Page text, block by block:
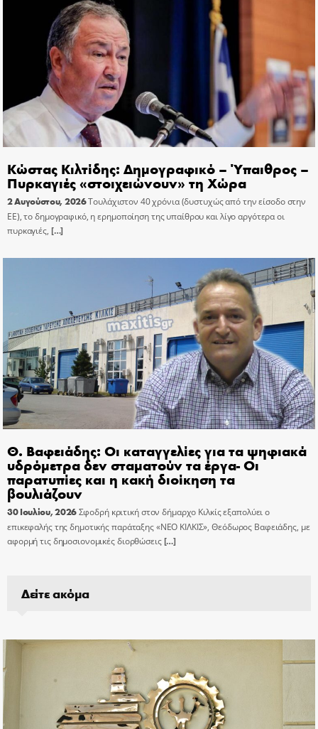
Κώστας Κιλτίδης: Δημογραφικό – Ύπαιθρος –
Πυρκαγιές «στοιχειώνουν» τη Χώρα
2 Αυγούστου, 2026Τουλάχιστον 40 χρόνια (δυστυχώς από την είσοδο στην
ΕΕ), το δημογραφικό, η ερημοποίηση της υπαίθρου και λίγο αργότερα οι
πυρκαγιές, […]
Θ. Βαφειάδης: Οι καταγγελίες για τα ψηφιακά
υδρόμετρα δεν σταματούν τα έργα- Οι
παρατυπίες και η κακή διοίκηση τα
βουλιάζουν
30 Ιουλίου, 2026Σφοδρή κριτική στον δήμαρχο Κιλκίς εξαπολύει ο
επικεφαλής της δημοτικής παράταξης «ΝΕΟ ΚΙΛΚΙΣ», Θεόδωρος Βαφειάδης, με
αφορμή τις δημοσιονομικές διορθώσεις[…]
Δείτε ακόμα